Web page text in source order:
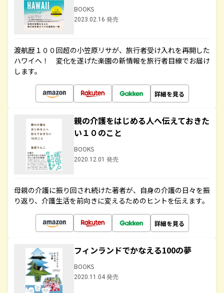
BOOKS
2023.02.16 発売
渡航歴１００回超の小笠原リサが、旅行者受け入れを再開した
ハワイへ！ 変化を遂げた楽園の新情報を旅行者目線でお届け
します。
詳細を見る
親の介護をはじめる人へ伝えておきた
い１０のこと
BOOKS
2020.12.01 発売
母親の介護に振り回され続けた著者が、自身の介護の日々を振
り返り、介護生活を前向きに変えるためのヒントを伝えます。
詳細を見る
フィンランドでかなえる100の夢
BOOKS
2020.11.04 発売